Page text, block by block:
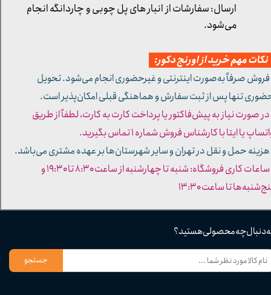
دنبال چه محصولی هستید؟
جستجو
مهم خرید از اورنج دکور:
صرفاً به‌صورت اینترنتی و غیرحضوری انجام می‌شود. تحویل
تنها پس از ثبت سفارش و هماهنگی قبلی امکان‌پذیر است.
صورت نیاز به پیش‌فاکتور یا پرداخت کارت به کارت، لطفاً از طریق
یا ایتا با کارشناس فروش شماره ۱ تماس بگیرید.
حمل و نقل در تهران و سایر شهرستان‌ها بر عهده مشتری می‌باشد.
- ساعات کاری فروشگاه: شنبه تا چهارشنبه از ساعت ۸:۳۰ تا ۱۹:۳۰ و
تا ساعت ۱۳:۳۰​​​​​​​
ارسال: سفارشات از انبار های پل چوبی و چاردانگه انجام
می‌شود.